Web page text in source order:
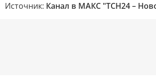
Источник: Канал в МАКС "ТСН24 –